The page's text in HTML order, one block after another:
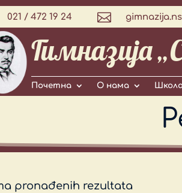
021 / 472 19 24 
Гимназија
Почетна О нама
pronađenih rezultata